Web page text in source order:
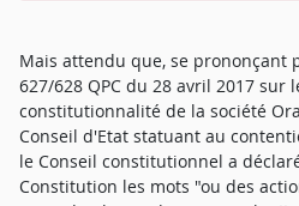
Mais attendu que, se prononçant
627/628 QPC du 28 avril 2017
constitutionnalité de la société
Conseil d'Etat statuant au
le Conseil constitutionnel a
Constitution les mots "ou des